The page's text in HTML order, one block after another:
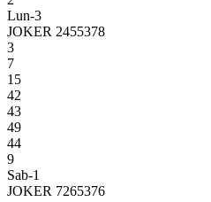
Lun-3
JOKER 2455378
3
7
15
42
43
49
44
9
Sab-1
JOKER 7265376